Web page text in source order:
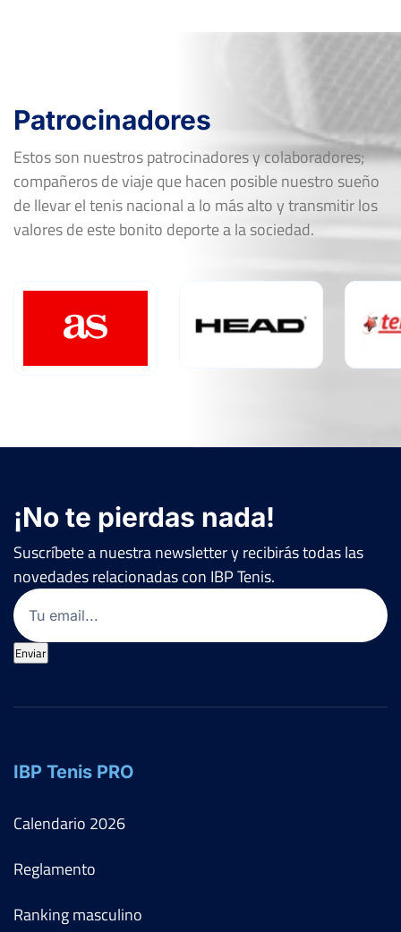
Patrocinadores
Estos son nuestros patrocinadores y colaboradores;
compañeros de viaje que hacen posible nuestro sueño
de llevar el tenis nacional a lo más alto y transmitir los
valores de este bonito deporte a la sociedad.
¡No te pierdas nada!
Suscríbete a nuestra newsletter y recibirás todas las
novedades relacionadas con IBP Tenis.
Email
Enviar
IBP Tenis PRO
Calendario 2026
Reglamento
Ranking masculino